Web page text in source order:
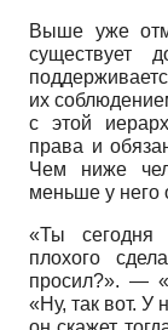
Выше уже
существует
их
с этой
права и
Чем ниже
меньше у него
«Ты сегодня
плохого
просил?». —
«Ну, так вот. У